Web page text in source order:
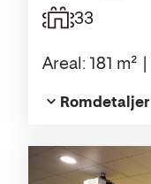
33
Areal: 181 m²
Romdetaljer